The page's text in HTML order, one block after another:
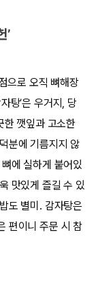
’
으로 오직 뼈해장
탕’은 우거지, 당
한 깻잎과 고소한
분에 기름지지 않
에 실하게 붙어있
맛있게 즐길 수 있
도 별미. 감자탕은
편이니 주문 시 참